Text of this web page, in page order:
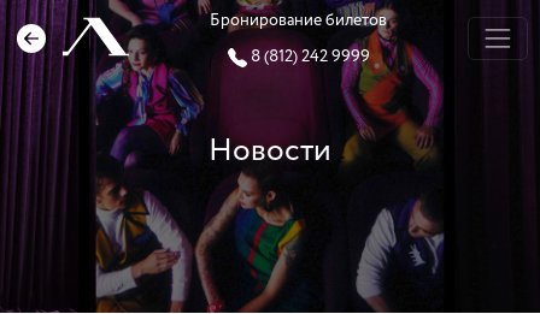
Бронирование билетов
8 (812) 242 9999
Новости